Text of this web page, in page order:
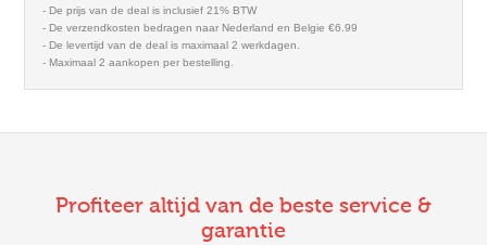
- De prijs van de deal is inclusief 21% BTW
- De verzendkosten bedragen naar Nederland en Belgie €6.99
- De levertijd van de deal is maximaal 2 werkdagen.
- Maximaal 2 aankopen per bestelling.
Profiteer altijd van de beste service &
garantie